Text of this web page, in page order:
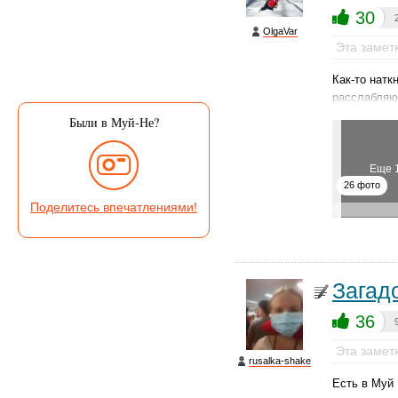
Были в Муй-Не?
Поделитесь впечатлениями!
OlgaVar
30
Эта
Как-то
Еще
26 фото
rusalka-shake
36
Эта
Есть в Муй